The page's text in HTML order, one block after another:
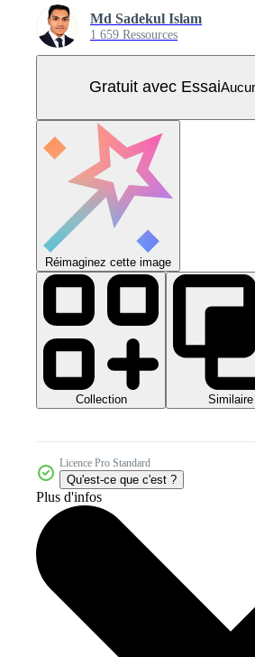
Md Sadekul Islam
1 659 Ressources
Gratuit avec Essai
Réimaginez cette image
Collection Similaire
Licence Pro Standard
Qu'est-ce que c'est ?
Plus d'infos